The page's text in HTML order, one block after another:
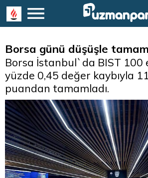
Borsa günü düşüşle
Borsa İstanbul`da BIST 100
yüzde 0,45 değer kaybıyla
puandan tamamladı.